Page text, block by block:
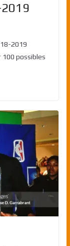
2019
100 possibles